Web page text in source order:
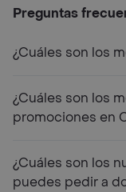
Preguntas
¿Cuáles son los
¿Cuáles son los
promociones en
¿Cuáles son los
puedes pedir a